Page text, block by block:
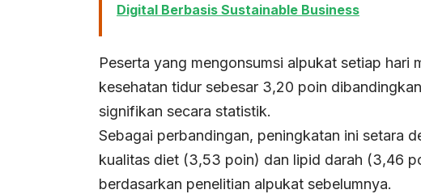
Digital Berbasis Sustainable Business
Peserta yang mengonsumsi alpukat setiap hari
kesehatan tidur sebesar 3,20 poin
signifikan secara statistik.
Sebagai perbandingan, peningkatan ini setara
kualitas diet (3,53 poin) dan lipid darah (3,46
berdasarkan penelitian alpukat sebelumnya.